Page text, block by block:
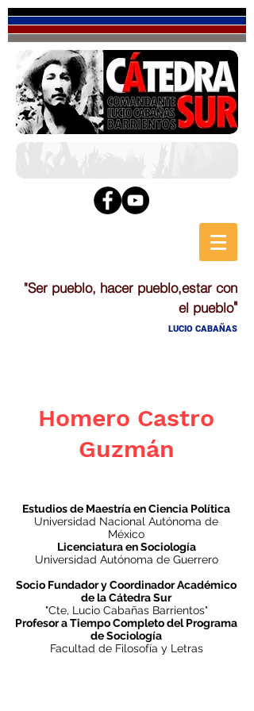
"Ser pueblo, hacer pueblo,estar con
el pueblo"
LUCIO CABAÑAS
Homero Castro
Guzmán
Estudios de Maestría en Ciencia Política
Universidad Nacional Autónoma de
México
Licenciatura en Sociología
Universidad Autónoma de Guerrero
Socio Fundador y Coordinador Académico
de la Cátedra Sur
"Cte, Lucio Cabañas Barrientos"
Profesor a Tiempo Completo del Programa
de Sociología
Facultad de Filosofía y Letras